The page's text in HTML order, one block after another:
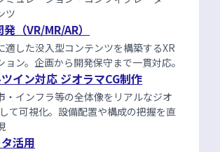
ツ
（VR/MR/AR）
適した没入型コンテンツを構築するXR
ョン。企画から開発保守まで一貫対応。
イン対応 ジオラマCG制作
・インフラ等の全体像をリアルなジオ
て可視化。設備配置や構成の把握を直
活用